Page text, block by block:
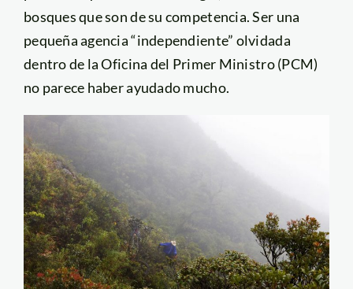
bosques que son de su competencia. Ser una
pequeña agencia “independiente” olvidada
dentro de la Oficina del Primer Ministro (PCM)
no parece haber ayudado mucho.